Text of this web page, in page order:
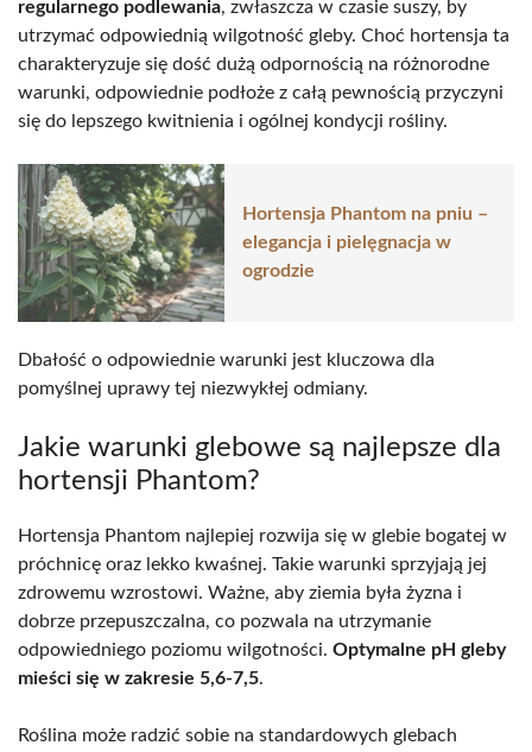
regularnego podlewania, zwłaszcza w czasie suszy, by
utrzymać odpowiednią wilgotność gleby. Choć hortensja ta
charakteryzuje się dość dużą odpornością na różnorodne
warunki, odpowiednie podłoże z całą pewnością przyczyni
się do lepszego kwitnienia i ogólnej kondycji rośliny.
Hortensja Phantom na pniu –
elegancja i pielęgnacja w
ogrodzie
Dbałość o odpowiednie warunki jest kluczowa dla
pomyślnej uprawy tej niezwykłej odmiany.
Jakie warunki glebowe są najlepsze dla
hortensji Phantom?
Hortensja Phantom najlepiej rozwija się w glebie bogatej w
próchnicę oraz lekko kwaśnej. Takie warunki sprzyjają jej
zdrowemu wzrostowi. Ważne, aby ziemia była żyzna i
dobrze przepuszczalna, co pozwala na utrzymanie
odpowiedniego poziomu wilgotności. Optymalne pH gleby
mieści się w zakresie 5,6-7,5.
Roślina może radzić sobie na standardowych glebach